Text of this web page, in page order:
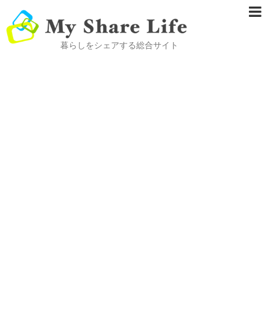
暮らしをシェアする総合サイト